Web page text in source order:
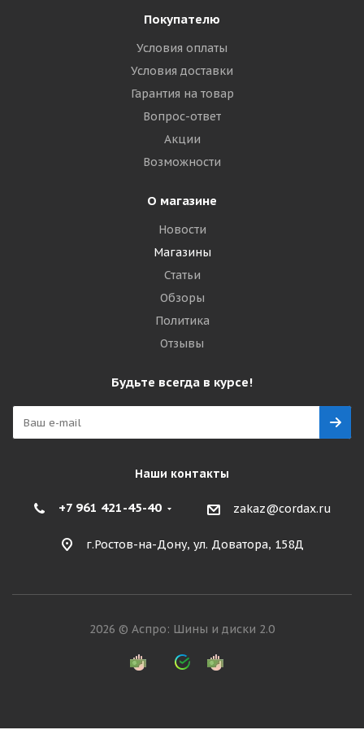
Покупателю
Условия оплаты
Условия доставки
Гарантия на товар
Вопрос-ответ
Акции
Возможности
О магазине
Новости
Магазины
Статьи
Обзоры
Политика
Отзывы
Будьте всегда в курсе!
Наши контакты
+7 961 421-45-40 zakaz@cordax.ru
г.Ростов-на-Дону, ул. Доватора, 158Д
2026 © Аспро: Шины и диски 2.0